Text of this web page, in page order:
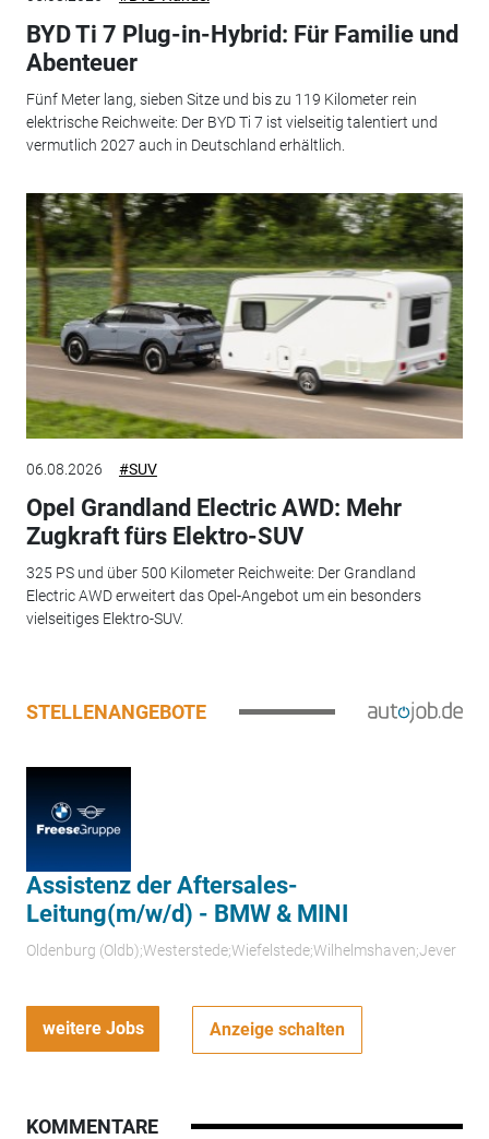
BYD Ti 7 Plug-in-Hybrid: Für Familie und
Abenteuer
Fünf Meter lang, sieben Sitze und bis zu 119 Kilometer rein
elektrische Reichweite: Der BYD Ti 7 ist vielseitig talentiert und
vermutlich 2027 auch in Deutschland erhältlich.
06.08.2026 #SUV
Opel Grandland Electric AWD: Mehr
Zugkraft fürs Elektro-SUV
325 PS und über 500 Kilometer Reichweite: Der Grandland
Electric AWD erweitert das Opel-Angebot um ein besonders
vielseitiges Elektro-SUV.
STELLENANGEBOTE
Assistenz der Aftersales-
Leitung(m/w/d) - BMW & MINI
Oldenburg (Oldb);Westerstede;Wiefelstede;Wilhelmshaven;Jever
weitere Jobs Anzeige schalten
KOMMENTARE